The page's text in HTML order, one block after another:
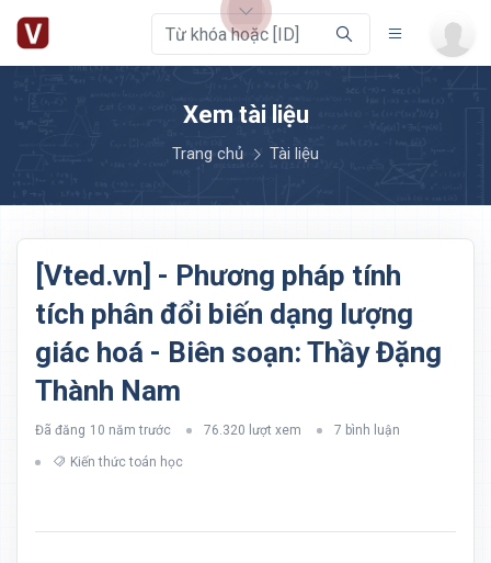
Xem tài liệu
Trang chủ Tài liệu
[Vted.vn] - Phương pháp tính
tích phân đổi biến dạng lượng
giác hoá - Biên soạn: Thầy Đặng
Thành Nam
Đã đăng 10 năm trước 76.320 lượt xem 7 bình luận
Kiến thức toán học